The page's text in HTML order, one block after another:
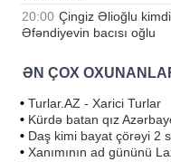
20:00 Çingiz Əlioğlu
Əfəndiyevin bacısı oğlu
ƏN ÇOX
• Turlar.AZ - Xarici Turlar
• Kürdə batan qız
• Daş kimi bayat çörəyi 2
• Xanımının ad gününü